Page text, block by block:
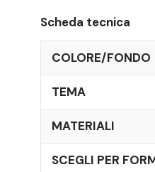
Scheda tecnica
COLORE/FONDO
TEMA
MATERIALI
SCEGLI PER